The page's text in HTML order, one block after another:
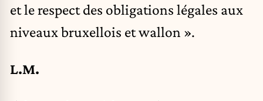
et le respect des obligations légales aux
niveaux bruxellois et wallon ».
L.M.